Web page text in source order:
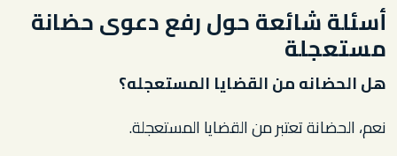
أسئلة شائعة حول رفع دعوى حضانة
مستعجلة
هل الحضانه من القضايا المستعجله؟
نعم، الحضانة تعتبر من القضايا المستعجلة.